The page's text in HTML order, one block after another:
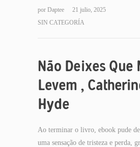
por Daptee
21 julio, 2025
SIN CATEGORÍA
Não Deixes Que
Levem ,
Hyde
Ao terminar o livro, ebook pude
uma sensação de tristeza e perda,